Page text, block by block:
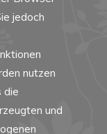
jedoch
nutzen
die
und